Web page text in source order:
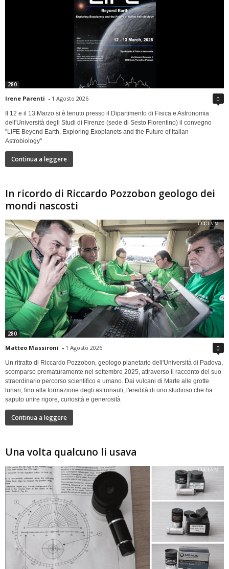
280
Irene Parenti - 1 Agosto 2026 0
Il 12 e il 13 Marzo si è tenuto presso il Dipartimento di Fisica e Astronomia
dell'Università degli Studi di Firenze (sede di Sesto Fiorentino) il convegno
"LIFE Beyond Earth. Exploring Exoplanets and the Future of Italian
Astrobiology"
Continua a leggere
In ricordo di Riccardo Pozzobon geologo dei
mondi nascosti
280
Matteo Massironi - 1 Agosto 2026 0
Un ritratto di Riccardo Pozzobon, geologo planetario dell'Università di Padova,
scomparso prematuramente nel settembre 2025, attraverso il racconto del suo
straordinario percorso scientifico e umano. Dai vulcani di Marte alle grotte
lunari, fino alla formazione degli astronauti, l'eredità di uno studioso che ha
saputo unire rigore, curiosità e generosità
Continua a leggere
Una volta qualcuno li usava